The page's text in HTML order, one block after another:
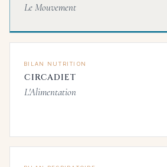
Le Mouvement
BILAN NUTRITION
CIRCADIET
L'Alimentation